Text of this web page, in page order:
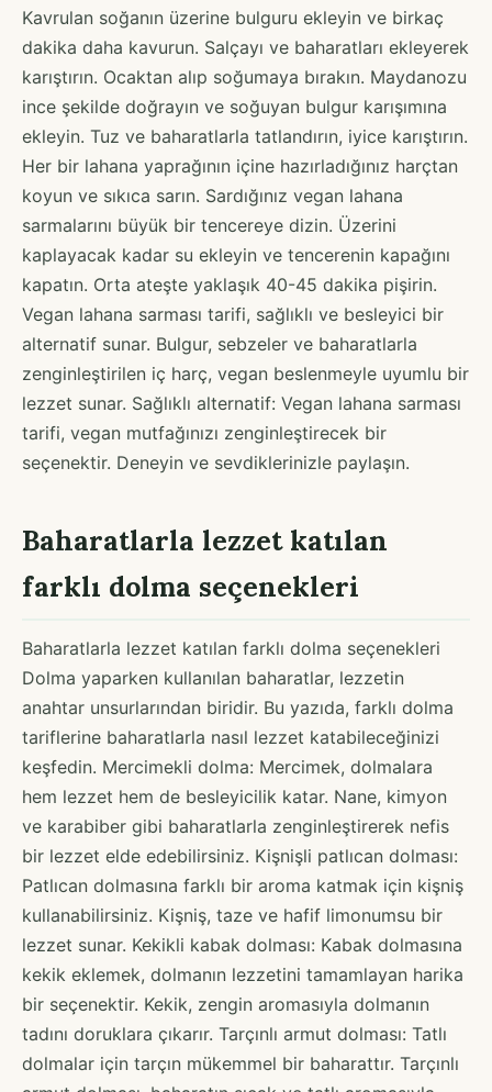
Kavrulan soğanın üzerine bulguru ekleyin ve birkaç
dakika daha kavurun. Salçayı ve baharatları ekleyerek
karıştırın. Ocaktan alıp soğumaya bırakın. Maydanozu
ince şekilde doğrayın ve soğuyan bulgur karışımına
ekleyin. Tuz ve baharatlarla tatlandırın, iyice karıştırın.
Her bir lahana yaprağının içine hazırladığınız harçtan
koyun ve sıkıca sarın. Sardığınız vegan lahana
sarmalarını büyük bir tencereye dizin. Üzerini
kaplayacak kadar su ekleyin ve tencerenin kapağını
kapatın. Orta ateşte yaklaşık 40-45 dakika pişirin.
Vegan lahana sarması tarifi, sağlıklı ve besleyici bir
alternatif sunar. Bulgur, sebzeler ve baharatlarla
zenginleştirilen iç harç, vegan beslenmeyle uyumlu bir
lezzet sunar. Sağlıklı alternatif: Vegan lahana sarması
tarifi, vegan mutfağınızı zenginleştirecek bir
seçenektir. Deneyin ve sevdiklerinizle paylaşın.
Baharatlarla lezzet katılan
farklı dolma seçenekleri
Baharatlarla lezzet katılan farklı dolma seçenekleri
Dolma yaparken kullanılan baharatlar, lezzetin
anahtar unsurlarından biridir. Bu yazıda, farklı dolma
tariflerine baharatlarla nasıl lezzet katabileceğinizi
keşfedin. Mercimekli dolma: Mercimek, dolmalara
hem lezzet hem de besleyicilik katar. Nane, kimyon
ve karabiber gibi baharatlarla zenginleştirerek nefis
bir lezzet elde edebilirsiniz. Kişnişli patlıcan dolması:
Patlıcan dolmasına farklı bir aroma katmak için kişniş
kullanabilirsiniz. Kişniş, taze ve hafif limonumsu bir
lezzet sunar. Kekikli kabak dolması: Kabak dolmasına
kekik eklemek, dolmanın lezzetini tamamlayan harika
bir seçenektir. Kekik, zengin aromasıyla dolmanın
tadını doruklara çıkarır. Tarçınlı armut dolması: Tatlı
dolmalar için tarçın mükemmel bir baharattır. Tarçınlı